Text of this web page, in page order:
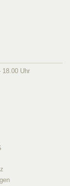
18.00 Uhr